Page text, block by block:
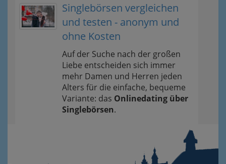
Singlebörsen vergleichen
und testen - anonym und
ohne Kosten
Auf der Suche nach der großen
Liebe entscheiden sich immer
mehr Damen und Herren jeden
Alters für die einfache, bequeme
Variante: das Onlinedating über
Singlebörsen.